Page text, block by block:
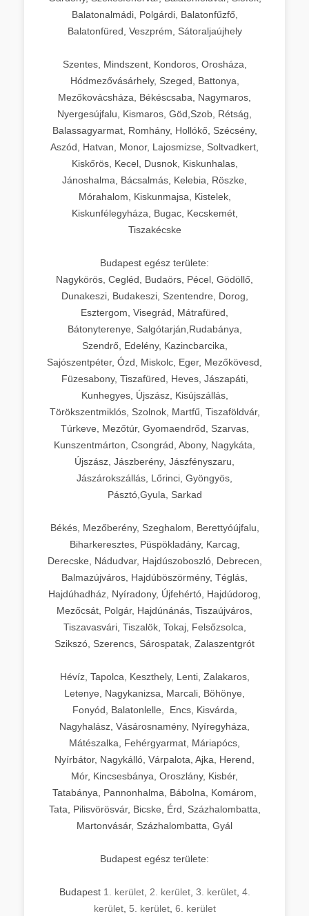
Balatonalmádi, Polgárdi, Balatonfűzfő,
Balatonfüred, Veszprém, Sátoraljaújhely
Szentes, Mindszent, Kondoros, Orosháza,
Hódmezővásárhely, Szeged, Battonya,
Mezőkovácsháza, Békéscsaba, Nagymaros,
Nyergesújfalu, Kismaros, Göd,Szob, Rétság,
Balassagyarmat, Romhány, Hollókő, Szécsény,
Aszód, Hatvan, Monor, Lajosmizse, Soltvadkert,
Kiskőrös, Kecel, Dusnok, Kiskunhalas,
Jánoshalma, Bácsalmás, Kelebia, Röszke,
Mórahalom, Kiskunmajsa, Kistelek,
Kiskunfélegyháza, Bugac, Kecskemét,
Tiszakécske
Budapest egész területe:
Nagykörös, Cegléd, Budaörs, Pécel, Gödöllő,
Dunakeszi, Budakeszi, Szentendre, Dorog,
Esztergom, Visegrád, Mátrafüred,
Bátonyterenye, Salgótarján,Rudabánya,
Szendrő, Edelény, Kazincbarcika,
Sajószentpéter, Ózd, Miskolc, Eger, Mezőkövesd,
Füzesabony, Tiszafüred, Heves, Jászapáti,
Kunhegyes, Újszász, Kisújszállás,
Törökszentmiklós, Szolnok, Martfű, Tiszaföldvár,
Túrkeve, Mezőtúr, Gyomaendrőd, Szarvas,
Kunszentmárton, Csongrád, Abony, Nagykáta,
Újszász, Jászberény, Jászfényszaru,
Jászárokszállás, Lőrinci, Gyöngyös,
Pásztó,Gyula, Sarkad
Békés, Mezőberény, Szeghalom, Berettyóújfalu,
Biharkeresztes, Püspökladány, Karcag,
Derecske, Nádudvar, Hajdúszoboszló, Debrecen,
Balmazújváros, Hajdúböszörmény, Téglás,
Hajdúhadház, Nyíradony, Újfehértó, Hajdúdorog,
Mezőcsát, Polgár, Hajdúnánás, Tiszaújváros,
Tiszavasvári, Tiszalök, Tokaj, Felsőzsolca,
Szikszó, Szerencs, Sárospatak, Zalaszentgrót
Hévíz, Tapolca, Keszthely, Lenti, Zalakaros,
Letenye, Nagykanizsa, Marcali, Böhönye,
Fonyód, Balatonlelle, Encs, Kisvárda,
Nagyhalász, Vásárosnamény, Nyíregyháza,
Mátészalka, Fehérgyarmat, Máriapócs,
Nyírbátor, Nagykálló, Várpalota, Ajka, Herend,
Mór, Kincsesbánya, Oroszlány, Kisbér,
Tatabánya, Pannonhalma, Bábolna, Komárom,
Tata, Pilisvörösvár, Bicske, Érd, Százhalombatta,
Martonvásár, Százhalombatta, Gyál
Budapest egész területe:
Budapest 1. kerület, 2. kerület, 3. kerület, 4.
kerület, 5. kerület, 6. kerület